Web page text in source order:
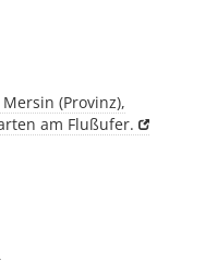
(Provinz),
am Flußufer.